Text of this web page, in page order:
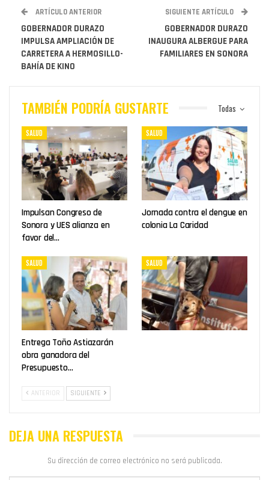
ARTÍCULO ANTERIOR
GOBERNADOR DURAZO
IMPULSA AMPLIACIÓN DE
CARRETERA A HERMOSILLO-
BAHÍA DE KINO
SIGUIENTE ARTÍCULO
GOBERNADOR DURAZO
INAUGURA ALBERGUE PARA
FAMILIARES EN SONORA
Todas
TAMBIÉN PODRÍA GUSTARTE
SALUD
Impulsan Congreso de
Sonora y UES alianza en
favor del…
SALUD
Jornada contra el dengue en
colonia La Caridad
SALUD
Entrega Toño Astiazarán
obra ganadora del
Presupuesto…
SALUD
ANTERIOR SIGUIENTE
DEJA UNA RESPUESTA
Su dirección de correo electrónico no será publicada.